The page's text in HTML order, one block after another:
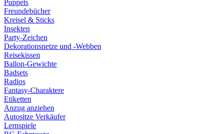
Puppets
Freundebücher
Kreisel & Sticks
Insekten
Party-Zeichen
Dekorationsnetze und -Webben
Reisekissen
Ballon-Gewichte
Badsets
Radios
Fantasy-Charaktere
Etiketten
Anzug anziehen
Autositze Verkäufer
Lernspiele